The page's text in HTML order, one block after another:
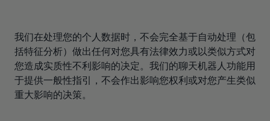
我们在处理您的个人数据时，不会完全基于自动处理（包
括特征分析）做出任何对您具有法律效力或以类似方式对
您造成实质性不利影响的决定。 我们的聊天机器人功能用
于提供一般性指引，不会作出影响您权利或对您产生类似
重大影响的决策。